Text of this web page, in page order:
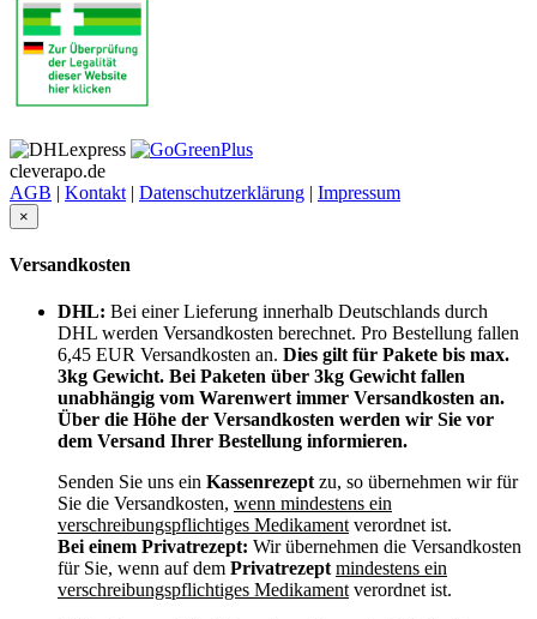
cleverapo.de
AGB | Kontakt | Datenschutzerklärung | Impressum
×
Versandkosten
DHL: Bei einer Lieferung innerhalb Deutschlands durch
DHL werden Versandkosten berechnet. Pro Bestellung fallen
6,45 EUR Versandkosten an. Dies gilt für Pakete bis max.
3kg Gewicht. Bei Paketen über 3kg Gewicht fallen
unabhängig vom Warenwert immer Versandkosten an.
Über die Höhe der Versandkosten werden wir Sie vor
dem Versand Ihrer Bestellung informieren.
Senden Sie uns ein Kassenrezeptzu, so übernehmen wir für
Sie die Versandkosten, wenn mindestens ein
verschreibungspflichtiges Medikamentverordnet ist.
Bei einem Privatrezept: Wir übernehmen die Versandkosten
für Sie, wenn auf dem Privatrezept mindestens ein
verschreibungspflichtiges Medikamentverordnet ist.